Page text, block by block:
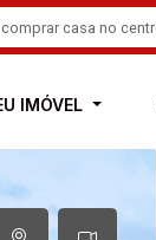
IMÓVEL